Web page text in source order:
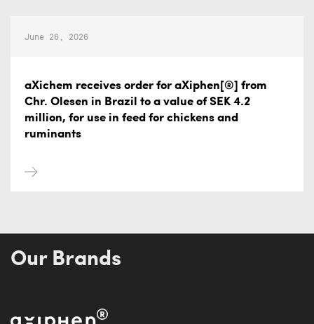
June 26, 2026
aXichem receives order for aXiphen[®] from
Chr. Olesen in Brazil to a value of SEK 4.2
million, for use in feed for chickens and
ruminants
Our Brands